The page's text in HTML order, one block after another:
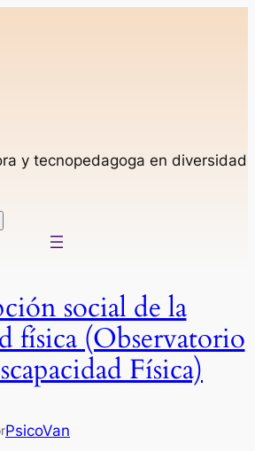
y tecnopedagoga en diversidad
social de la
física (Observatorio
Física)
PsicoVan